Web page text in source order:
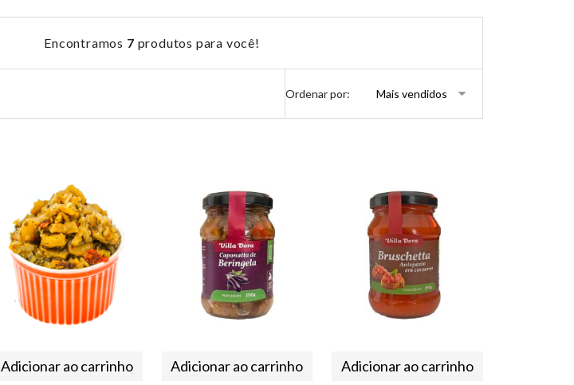
Encontramos 7 produtos para você!
Ordenar por:
Adicionar ao carrinho Adicionar ao carrinho Adicionar ao carrinho